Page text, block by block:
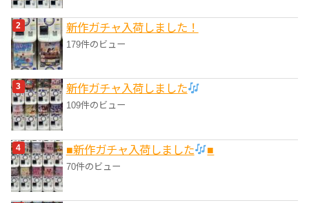
新作ガチャ入荷しました！
179件のビュー
新作ガチャ入荷しました
109件のビュー
■新作ガチャ入荷しました ■
70件のビュー